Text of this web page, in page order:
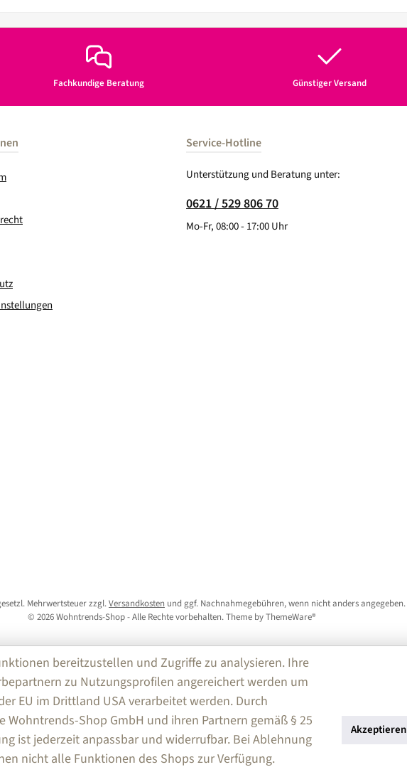
Fachkundige Beratung Günstiger Versand
Service-Hotline
Unterstützung und Beratung unter:
0621 / 529 806 70
Mo-Fr, 08:00 - 17:00 Uhr
Mehrwertsteuer zzgl.Versandkosten und ggf. Nachnahmegebühren, wenn nicht anders angegeben.
© 2026 Wohntrends-Shop - Alle Rechte vorbehalten. Theme byThemeWare®
bereitzustellen und Zugriffe zu analysieren. Ihre
zu Nutzungsprofilen angereichert werden um
EU im Drittland USA verarbeitet werden. Durch
Shop GmbH und ihren Partnern gemäß § 25
ist jederzeit anpassbar und widerrufbar. Bei Ablehnung
nicht alle Funktionen des Shops zur Verfügung.
Akzeptieren